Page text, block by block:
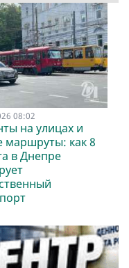
08:02
на улицах и
маршруты: как 8
в Днепре